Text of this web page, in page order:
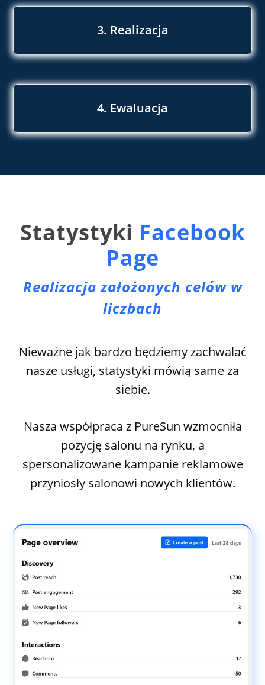
3. Realizacja
4. Ewaluacja
Statystyki Facebook
Page
Realizacja założonych celów w
liczbach
Nieważne jak bardzo będziemy zachwalać
nasze usługi, statystyki mówią same za
siebie.
Nasza współpraca z PureSun wzmocniła
pozycję salonu na rynku, a
spersonalizowane kampanie reklamowe
przyniosły salonowi nowych klientów.